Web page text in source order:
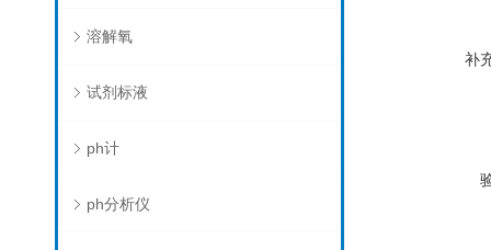
溶解氧
试剂标液
ph计
ph分析仪
补